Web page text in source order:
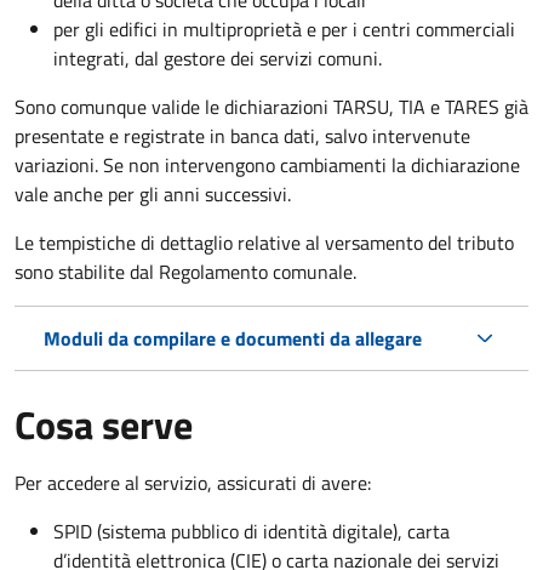
per gli edifici in multiproprietà e per i centri commerciali
integrati, dal gestore dei servizi comuni.
Sono comunque valide le dichiarazioni TARSU, TIA e TARES già
presentate e registrate in banca dati, salvo intervenute
variazioni. Se non intervengono cambiamenti la dichiarazione
vale anche per gli anni successivi.
Le tempistiche di dettaglio relative al versamento del tributo
sono stabilite dal Regolamento comunale.
Moduli da compilare e documenti da allegare
Cosa serve
Per accedere al servizio, assicurati di avere:
SPID (sistema pubblico di identità digitale), carta
d’identità elettronica (CIE) o carta nazionale dei servizi